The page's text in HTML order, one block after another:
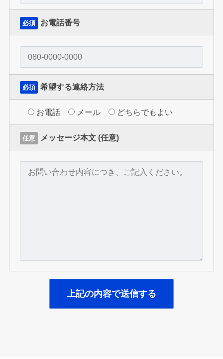
必須 お電話番号
必須 希望する連絡方法
お電話 メール どちらでもよい
任意 メッセージ本文 (任意)